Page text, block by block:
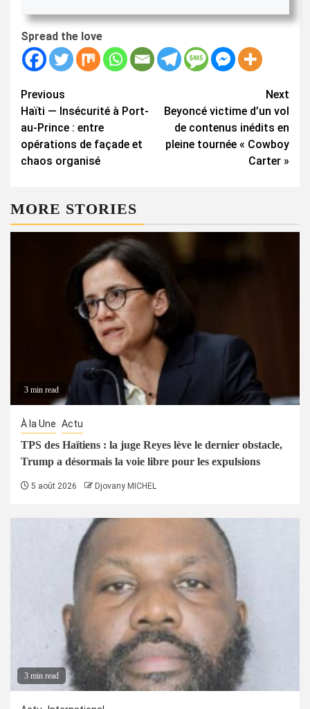
Spread the love
Continue
Reading
Previous
Haïti — Insécurité à Port-
au-Prince : entre
opérations de façade et
chaos organisé
Next
Beyoncé victime d’un vol
de contenus inédits en
pleine tournée « Cowboy
Carter »
MORE STORIES
3 min read
À la Une Actu
TPS des Haïtiens : la juge Reyes lève le dernier obstacle,
Trump a désormais la voie libre pour les expulsions
5 août 2026 Djovany MICHEL
3 min read